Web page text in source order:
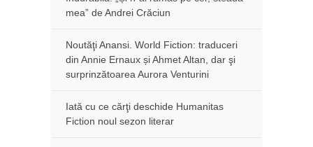
mea” de Andrei Crăciun
Noutăţi Anansi. World Fiction: traduceri
din Annie Ernaux și Ahmet Altan, dar şi
surprinzătoarea Aurora Venturini
Iată cu ce cărţi deschide Humanitas
Fiction noul sezon literar